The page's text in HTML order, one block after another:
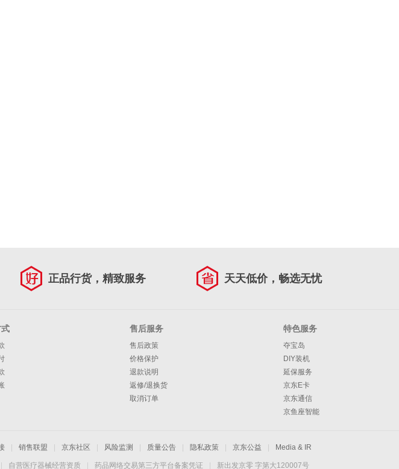
正品行货，精致服务 天天低价，畅选无忧
售后服务
售后政策
价格保护
退款说明
返修/退换货
取消订单
特色服务
夺宝岛
DIY装机
延保服务
京东E卡
京东通信
京鱼座智能
销售联盟 京东社区 风险监测 质量公告 隐私政策 京东公益 Media & IR
自营医疗器械经营资质 药品网络交易第三方平台备案凭证 新出发京零 字第大120007号